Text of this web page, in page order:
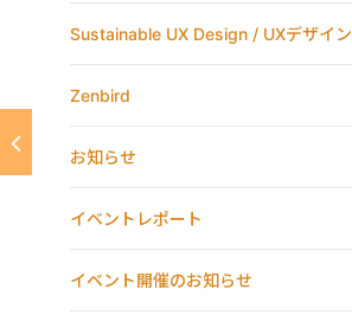
Sustainable UX Design / UXデザイン
Zenbird
お知らせ
イベントレポート
イベント開催のお知らせ